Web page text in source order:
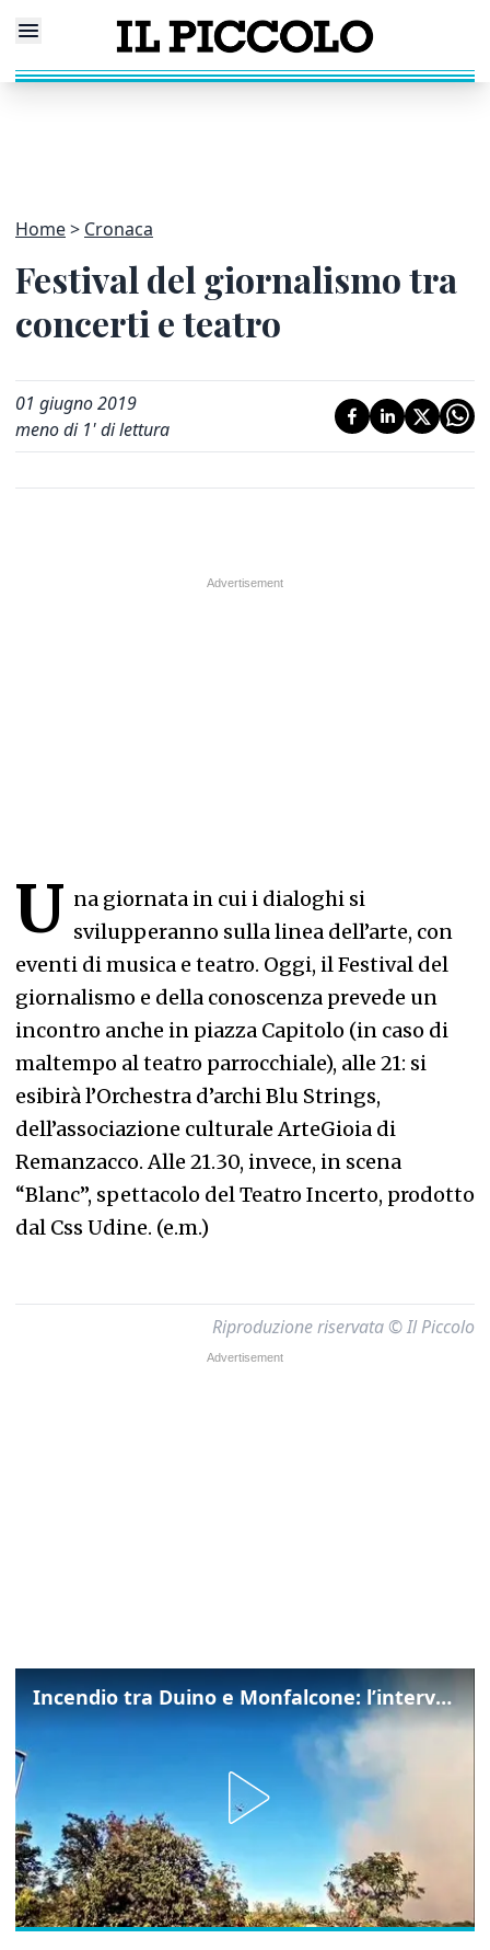
Home Cronaca
Festival del giornalismo tra
concerti e teatro
01 giugno 2019
meno di 1' di lettura
U na giornata in cui i dialoghi si
svilupperanno sulla linea dell’arte, con
eventi di musica e teatro. Oggi, il Festival del
giornalismo e della conoscenza prevede un
incontro anche in piazza Capitolo (in caso di
maltempo al teatro parrocchiale), alle 21: si
esibirà l’Orchestra d’archi Blu Strings,
dell’associazione culturale ArteGioia di
Remanzacco. Alle 21.30, invece, in scena
“Blanc”, spettacolo del Teatro Incerto, prodotto
dal Css Udine. (e.m.)
Riproduzione riservata © Il Piccolo
Incendio tra Duino e Monfalcone: l’intervento dei vigili del fuoco